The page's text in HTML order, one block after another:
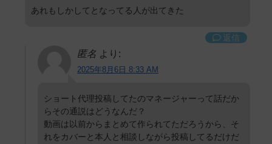
あれもしかしてとなってる人が出てきた
返信
匿名 より:
2025年8月6日 8:33 AM
ショート代理投稿してたのマネージャーって話だか
らその通説はどうなんだ？
動画は以前からまとめて作られてただろうから、そ
れをカバーと本人と相談しながら投稿してるだけだ